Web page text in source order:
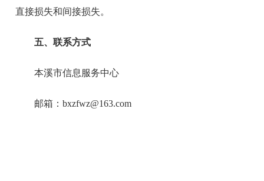
直接损失和间接损失。
五、联系方式
本溪市信息服务中心
邮箱：bxzfwz@163.com